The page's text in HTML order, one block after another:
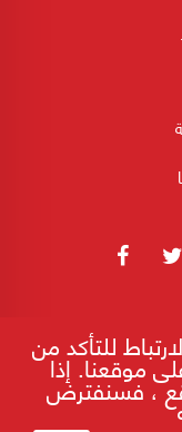
متصاعد على
للتأكد من
موقعنا. إذا
، فسنفترض